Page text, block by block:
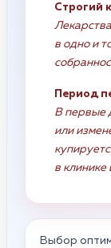
Строгий
в одно и
Период
В первые
или
в клинике
Выбор